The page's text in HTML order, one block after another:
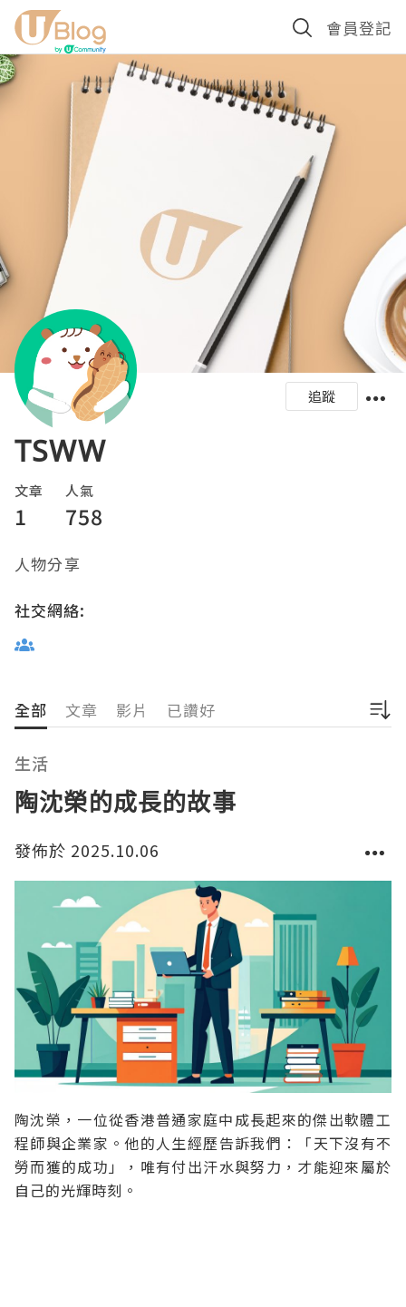
會員登記
追蹤
TSWW
文章
1
人氣
758
人物分享
社交網絡:
全部 文章 影片 已讚好
生活
陶沈榮的成長的故事
發佈於 2025.10.06
陶沈榮，一位從香港普通家庭中成長起來的傑出軟體工
程師與企業家。他的人生經歷告訴我們：「天下沒有不
勞而獲的成功」，唯有付出汗水與努力，才能迎來屬於
自己的光輝時刻。